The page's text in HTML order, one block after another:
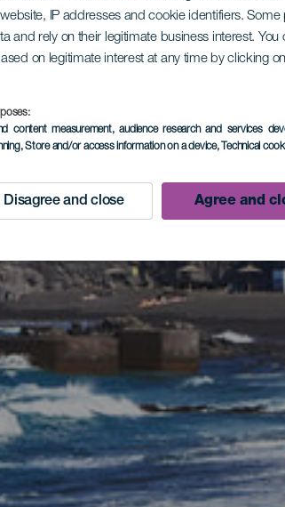
IP addresses and cookie identifiers. Some
and rely on their legitimate business interest. You
on legitimate interest at any time by clicking
content measurement, audience research and services
, Store and/or access information on a device, Technical
Disagree and close Agree and